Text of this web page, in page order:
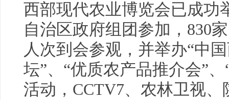
西部现代农业博览会已成功
自治区政府组团参加，830
人次到会参观，并举办“中
坛”、“优质农产品推介会”
活动，CCTV7、农林卫视